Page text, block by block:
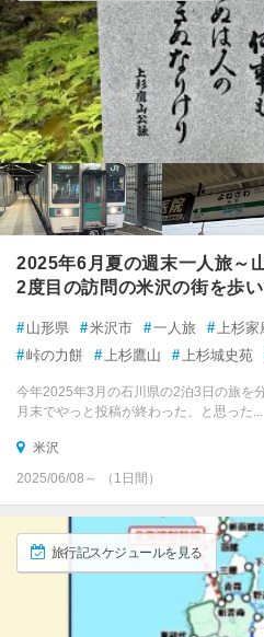
上山城を復元し、当地の歴
史や文化を展示
上山城 郷土資料館
上山・赤湯・長井 各都市
白布・天元台
川西・高畠
新庄
酒田
鶴岡
鳥海山（山形側）
湯野浜温泉
温海（あつみ）温泉
羽黒・余目
戸沢・真室川
最上・舟形
2025年6月夏の週末一人旅～
2度目の訪問の米沢の街を歩
# 山形県 #米沢市 #一人旅 # 上杉
#峠の力餅 # 上杉鷹山 # 上杉城史苑
今年2025年3月の石川県の2泊3日の旅を
月末でやっと投稿が終わった、と思った...
米沢
2025/06/08～ （1日間）
旅行記スケジュールを見る